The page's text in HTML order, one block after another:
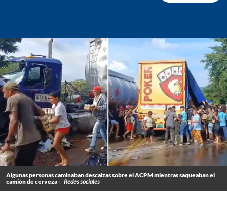
Algunas personas caminaban descalzas sobre el ACPM mientras saqueaban el
camión de cerveza - Redes sociales